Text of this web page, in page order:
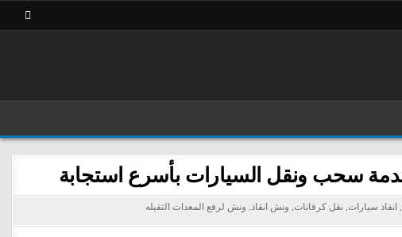
,انقاذ سيارات ,نقل كرفانات ونش انقاذ ونش لرفع المعدات الثقيله